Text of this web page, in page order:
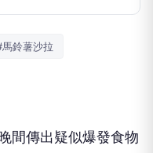
鈴薯沙拉
間傳出疑似爆發食物